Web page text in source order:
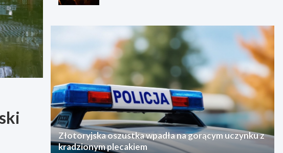
Złotoryjska oszustka wpadła na gorącym uczynku z
kradzionym plecakiem